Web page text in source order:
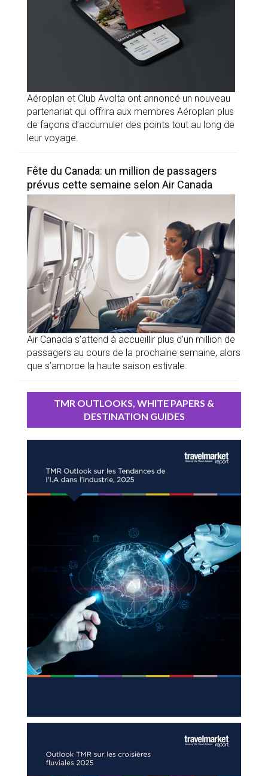
Aéroplan et Club Avolta ont annoncé un nouveau
partenariat qui offrira aux membres Aéroplan plus
de façons d’accumuler des points tout au long de
leur voyage.
Fête du Canada: un million de passagers
prévus cette semaine selon Air Canada
Air Canada s’attend à accueillir plus d’un million de
passagers au cours de la prochaine semaine, alors
que s’amorce la haute saison estivale.
TMR OUTLOOKS, WHITE PAPERS &
DESTINATION GUIDES